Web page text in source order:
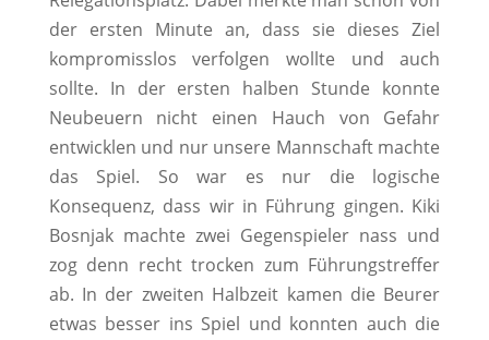
der ersten Minute an, dass sie dieses Ziel
kompromisslos verfolgen wollte und auch
sollte. In der ersten halben Stunde konnte
Neubeuern nicht einen Hauch von Gefahr
entwicklen und nur unsere Mannschaft machte
das Spiel. So war es nur die logische
Konsequenz, dass wir in Führung gingen. Kiki
Bosnjak machte zwei Gegenspieler nass und
zog denn recht trocken zum Führungstreffer
ab. In der zweiten Halbzeit kamen die Beurer
etwas besser ins Spiel und konnten auch die